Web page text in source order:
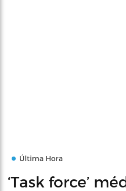
Última Hora
‘Task force’